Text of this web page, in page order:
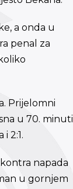
a onda u
penal za
Prijelomni
u 70. minuti
2:1.
napada
u gornjem